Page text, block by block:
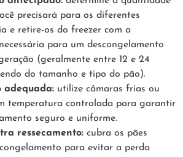
precisará para os diferentes
e retire-os do freezer com a
para um descongelamento
(geralmente entre 12 e 24
do tamanho e tipo do pão).
adequada: utilize câmaras frias ou
temperatura controlada para garantir
seguro e uniforme.
ressecamento: cubra os pães
para evitar a perda